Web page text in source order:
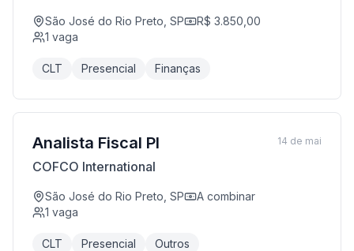
São José do Rio Preto, SP
R$ 3.850,00
1 vaga
CLT Presencial Finanças
Analista Fiscal Pl
COFCO International
São José do Rio Preto, SP
A combinar
1 vaga
CLT Presencial Outros
14 de mai